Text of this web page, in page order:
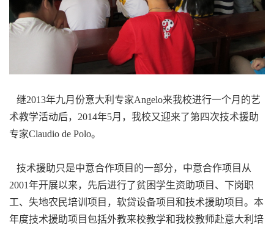
继2013年九月份意大利专家Angelo来我校进行一个月的艺
术教学活动后，2014年5月，我校又迎来了第四次技术援助
专家Claudio de Polo。
技术援助只是中意合作项目的一部分，中意合作项目从
2001年开展以来，先后进行了贫困学生资助项目、下岗职
工、失地农民培训项目，软贷设备项目和技术援助项目。本
年度技术援助项目包括外教来校教学和我校教师赴意大利培